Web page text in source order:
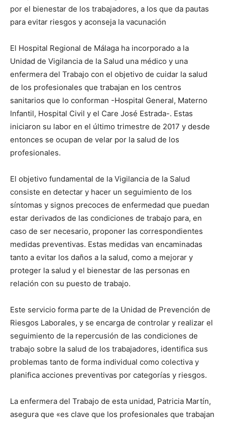
por el bienestar de los trabajadores, a los que da pautas
para evitar riesgos y aconseja la vacunación
El Hospital Regional de Málaga ha incorporado a la
Unidad de Vigilancia de la Salud una médico y una
enfermera del Trabajo con el objetivo de cuidar la salud
de los profesionales que trabajan en los centros
sanitarios que lo conforman -Hospital General, Materno
Infantil, Hospital Civil y el Care José Estrada-. Estas
iniciaron su labor en el último trimestre de 2017 y desde
entonces se ocupan de velar por la salud de los
profesionales.
El objetivo fundamental de la Vigilancia de la Salud
consiste en detectar y hacer un seguimiento de los
síntomas y signos precoces de enfermedad que puedan
estar derivados de las condiciones de trabajo para, en
caso de ser necesario, proponer las correspondientes
medidas preventivas. Estas medidas van encaminadas
tanto a evitar los daños a la salud, como a mejorar y
proteger la salud y el bienestar de las personas en
relación con su puesto de trabajo.
Este servicio forma parte de la Unidad de Prevención de
Riesgos Laborales, y se encarga de controlar y realizar el
seguimiento de la repercusión de las condiciones de
trabajo sobre la salud de los trabajadores, identifica sus
problemas tanto de forma individual como colectiva y
planifica acciones preventivas por categorías y riesgos.
La enfermera del Trabajo de esta unidad, Patricia Martín,
asegura que «es clave que los profesionales que trabajan